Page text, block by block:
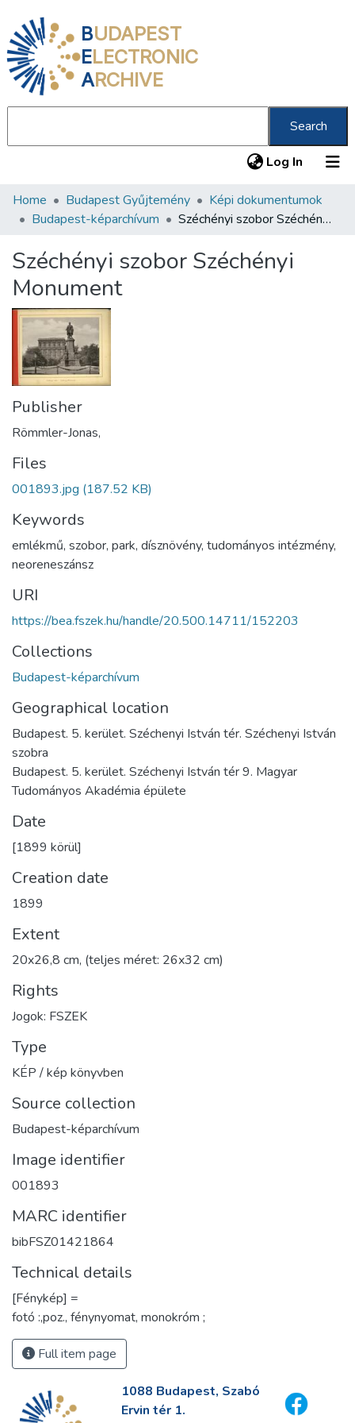
BUDAPEST
ELECTRONIC
ARCHIVE
Search
Log In (current)
Communities & Collections
Statistics
About us
Home Budapest Gyűjtemény
Képi dokumentumok
Budapest-képarchívum
Széchényi szobor Széchényi Monument
Széchényi szobor Széchényi
Monument
Publisher
Römmler-Jonas,
Files
001893.jpg (187.52 KB)
Keywords
emlékmű, szobor, park, dísznövény, tudományos intézmény,
neoreneszánsz
URI
https://bea.fszek.hu/handle/20.500.14711/152203
Collections
Budapest-képarchívum
Geographical location
Budapest. 5. kerület. Széchenyi István tér. Széchenyi István
szobra
Budapest. 5. kerület. Széchenyi István tér 9. Magyar
Tudományos Akadémia épülete
Date
[1899 körül]
Creation date
1899
Extent
20x26,8 cm, (teljes méret: 26x32 cm)
Rights
Jogok: FSZEK
Type
KÉP / kép könyvben
Source collection
Budapest-képarchívum
Image identifier
001893
MARC identifier
bibFSZ01421864
Technical details
[Fénykép] =
fotó :,poz., fénynyomat, monokróm ;
Full item page
1088 Budapest, Szabó
Ervin tér 1.